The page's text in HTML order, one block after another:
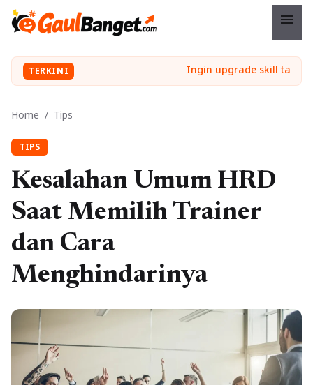
menu
TERKINI
Home / Tips
TIPS
Kesalahan Umum HRD
Saat Memilih Trainer
dan Cara
Menghindarinya